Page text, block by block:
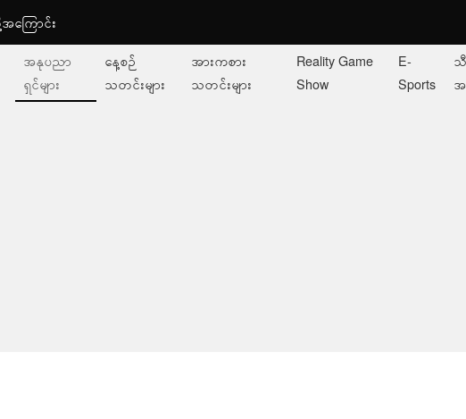
ကြောင်း
အနုပညာ
ရှင်များ
နေ့စဉ်
သတင်းများ
အားကစား
သတင်းများ
Reality Game
Show
E-
Sports
သီ